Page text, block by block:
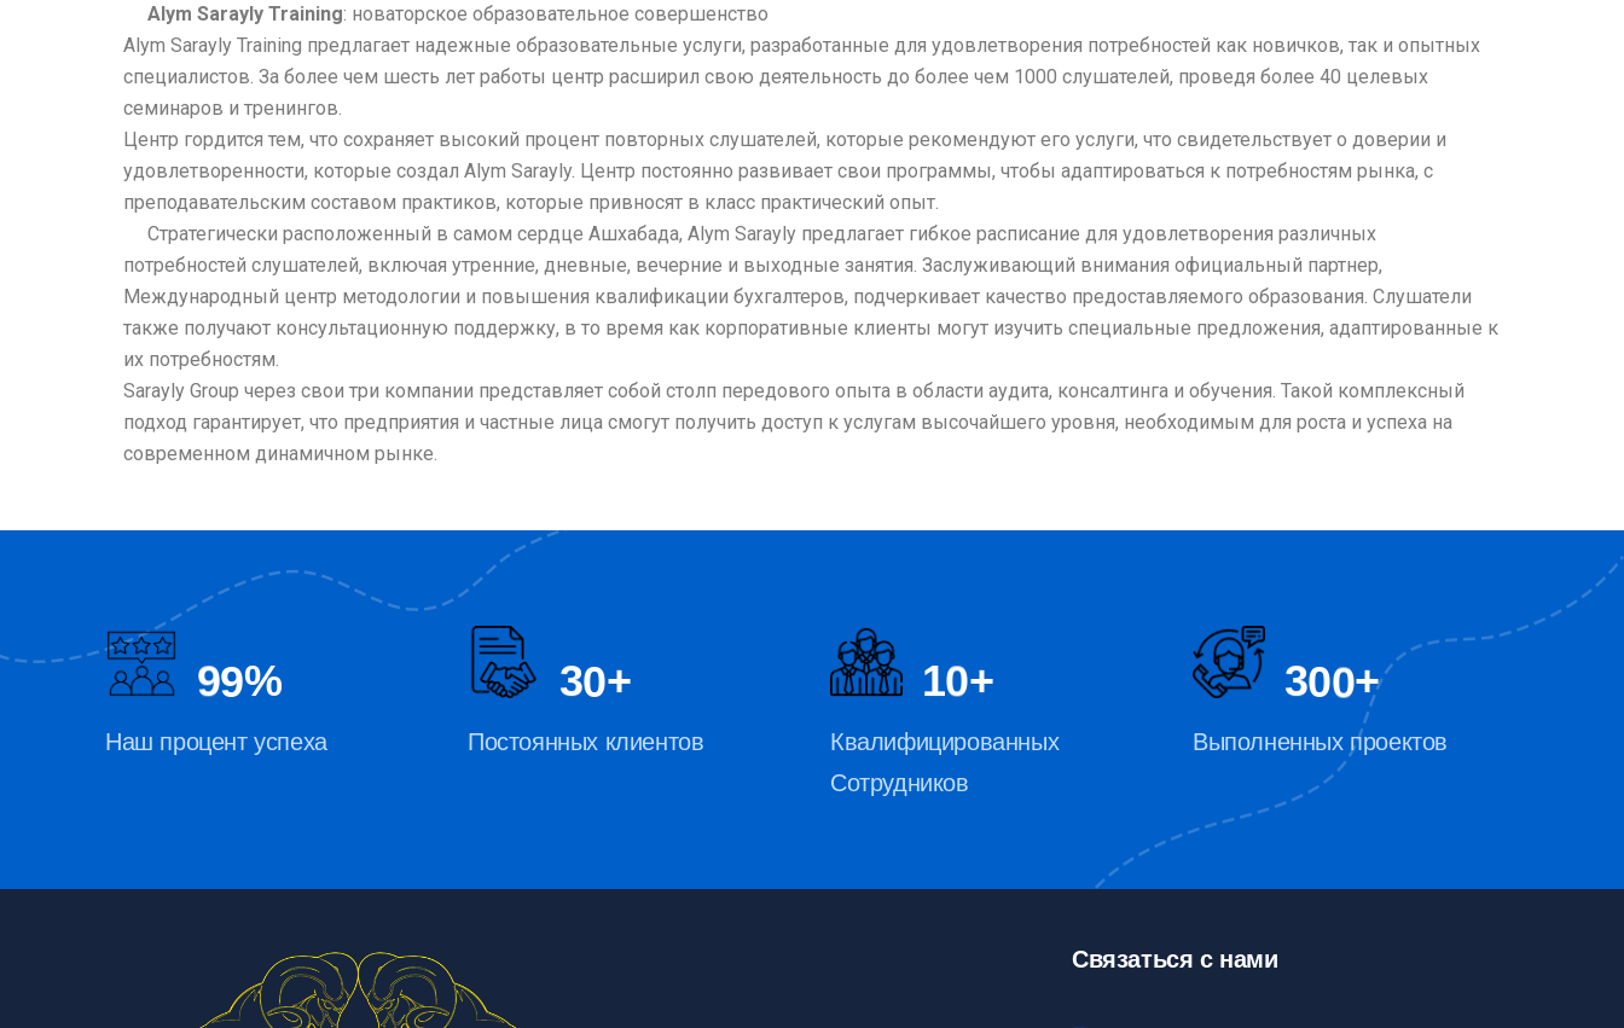
Alym Sarayly Training: новаторское образовательное совершенство
Alym Sarayly Training предлагает надежные образовательные услуги, разработанные для удовлетворения потребностей как новичков, так и опытных
специалистов. За более чем шесть лет работы центр расширил свою деятельность до более чем 1000 слушателей, проведя более 40 целевых
семинаров и тренингов.
Центр гордится тем, что сохраняет высокий процент повторных слушателей, которые рекомендуют его услуги, что свидетельствует о доверии и
удовлетворенности, которые создал Alym Sarayly. Центр постоянно развивает свои программы, чтобы адаптироваться к потребностям рынка, с
преподавательским составом практиков, которые привносят в класс практический опыт.
Стратегически расположенный в самом сердце Ашхабада, Alym Sarayly предлагает гибкое расписание для удовлетворения различных
потребностей слушателей, включая утренние, дневные, вечерние и выходные занятия. Заслуживающий внимания официальный партнер,
Международный центр методологии и повышения квалификации бухгалтеров, подчеркивает качество предоставляемого образования. Слушатели
также получают консультационную поддержку, в то время как корпоративные клиенты могут изучить специальные предложения, адаптированные к
их потребностям.
Sarayly Group через свои три компании представляет собой столп передового опыта в области аудита, консалтинга и обучения. Такой комплексный
подход гарантирует, что предприятия и частные лица смогут получить доступ к услугам высочайшего уровня, необходимым для роста и успеха на
современном динамичном рынке.
99%
Наш процент успеха
30+
Постоянных клиентов
10+
Квалифицированных
Сотрудников
300+
Выполненных проектов
Связаться с нами